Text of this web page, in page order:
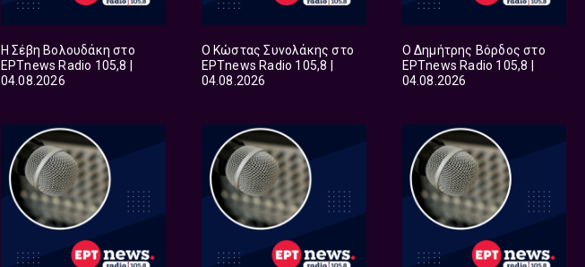
Η Σέβη Βολουδάκη στο
ΕΡΤnews Radio 105,8 |
04.08.2026
Ο Κώστας Συνολάκης στο
ΕΡΤnews Radio 105,8 |
04.08.2026
Ο Δημήτρης Βόρδος στο
ΕΡΤnews Radio 105,8 |
04.08.2026